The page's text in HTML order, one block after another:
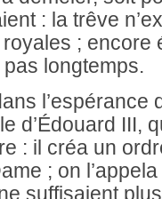
: la trêve
; encore
longtemps.
l’espérance
d’Édouard III,
: il créa un
; on
suffisaient